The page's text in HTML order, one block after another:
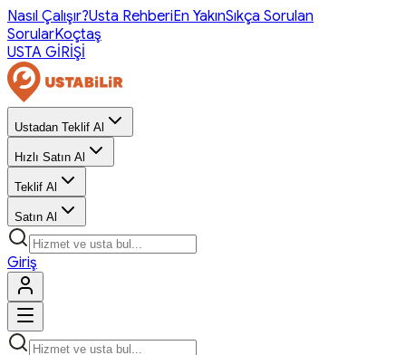
Nasıl Çalışır?Usta RehberiEn YakınSıkça Sorulan
SorularKoçtaş
USTA GİRİŞİ
Ustadan Teklif Al
Hızlı Satın Al
Teklif Al
Satın Al
Giriş